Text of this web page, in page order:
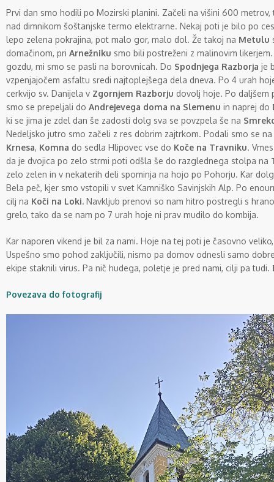
Prvi dan smo hodili po Mozirski planini. Začeli na višini 600
nad dimnikom šoštanjske termo elektrarne. Nekaj poti je bilo po
lepo zelena pokrajina, pot malo gor, malo dol. Že takoj na Metulu
domačinom, pri Arnežniku smo bili postreženi z malinovim
gozdu, mi smo se pasli na borovnicah. Do Spodnjega Razborja je
vzpenjajočem asfaltu sredi najtoplejšega dela dneva. Po 4 urah
cerkvijo sv. Danijela v Zgornjem Razborju dovolj hoje. Po daljšem
smo se prepeljali do Andrejevega doma na Slemenu in naprej do
ki se jima je zdel dan še zadosti dolg sva se povzpela še na
Nedeljsko jutro smo začeli z res dobrim zajtrkom. Podali smo se
Krnesa, Komna do sedla Hlipovec vse do Koče na Travniku.
da je dvojica po zelo strmi poti odšla še do razglednega stolpa na
zelo zelen in v nekaterih deli spominja na hojo po Pohorju. Kar
Bela peč, kjer smo vstopili v svet Kamniško Savinjskih Alp. Po
cilj na Koči na Loki. Navkljub prenovi so nam hitro postregli s
grelo, tako da se nam po 7 urah hoje ni prav mudilo do kombija.
Kar naporen vikend je bil za nami. Hoje na tej poti je časovno
Uspešno smo pohod zaključili, nismo pa domov odnesli samo
ekipe staknili virus. Pa nič hudega, poletje je pred nami, cilji pa tudi.
Povezava do fotografij